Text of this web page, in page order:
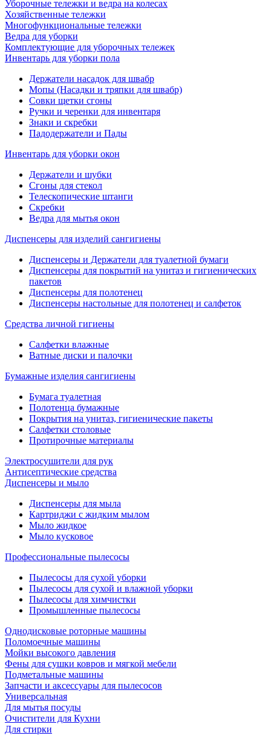
Уборочные тележки и ведра на колесах
Хозяйственные тележки
Многофункциональные тележки
Ведра для уборки
Комплектующие для уборочных тележек
Инвентарь для уборки пола
Держатели насадок для швабр
Мопы (Насадки и тряпки для швабр)
Совки щетки сгоны
Ручки и черенки для инвентаря
Знаки и скребки
Падодержатели и Пады
Инвентарь для уборки окон
Держатели и шубки
Сгоны для стекол
Телескопические штанги
Скребки
Ведра для мытья окон
Диспенсеры для изделий сангигиены
Диспенсеры и Держатели для туалетной бумаги
Диспенсеры для покрытий на унитаз и гигиенических
пакетов
Диспенсеры для полотенец
Диспенсеры настольные для полотенец и салфеток
Средства личной гигиены
Салфетки влажные
Ватные диски и палочки
Бумажные изделия сангигиены
Бумага туалетная
Полотенца бумажные
Покрытия на унитаз, гигиенические пакеты
Салфетки столовые
Протирочные материалы
Электросушители для рук
Антисептические средства
Диспенсеры и мыло
Диспенсеры для мыла
Картриджи с жидким мылом
Мыло жидкое
Мыло кусковое
Профессиональные пылесосы
Пылесосы для сухой уборки
Пылесосы для сухой и влажной уборки
Пылесосы для химчистки
Промышленные пылесосы
Однодисковые роторные машины
Поломоечные машины
Мойки высокого давления
Фены для сушки ковров и мягкой мебели
Подметальные машины
Запчасти и аксессуары для пылесосов
Универсальная
Для мытья посуды
Очиcтители для Кухни
Для стирки